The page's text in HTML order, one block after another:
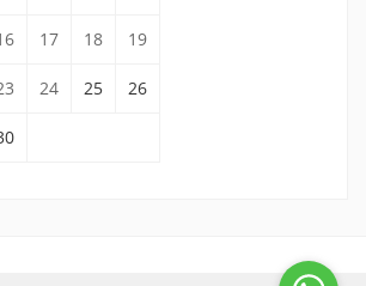
17 18 19
24 25 26